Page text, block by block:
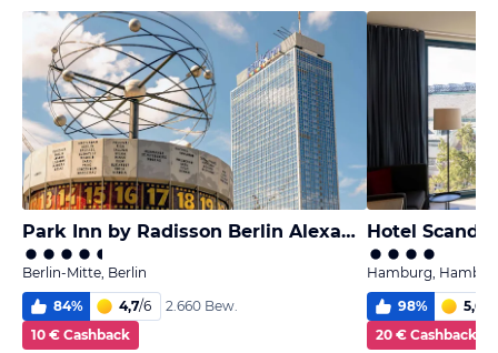
Park Inn by Radisson Berlin Alexanderplatz
Berlin-Mitte, Berlin
84% 4,7/6
2.660 Bew.
10 € Cashback
Hotel
Hamburg,
98% 5,6
20 € Cashback